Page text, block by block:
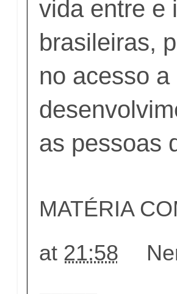
vida entre e
brasileiras,
no acesso
as pessoas
MATÉRIA
at 21:58